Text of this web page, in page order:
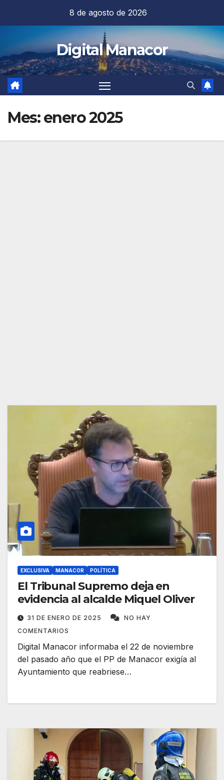
contenido
8 de agosto de 2026
Digital Manacor
Mes:enero 2025
EXCLUSIVA MANACOR POLÍTICA
El Tribunal Supremo deja en
evidencia al alcalde Miquel Oliver
31 DE ENERO DE 2025
NO HAY
COMENTARIOS
Digital Manacor informaba el 22 de noviembre
del pasado año que el PP de Manacor exigía al
Ayuntamiento que reabriese…